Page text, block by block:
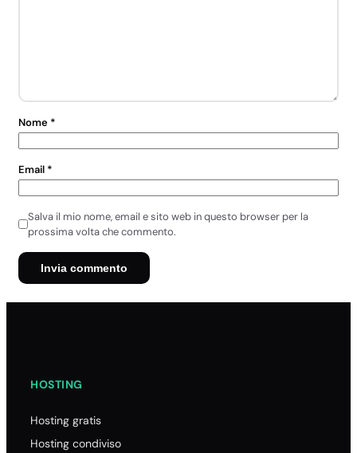
Nome *
Email *
Salva il mio nome, email e sito web in questo browser per la
prossima volta che commento.
HOSTING
Hosting gratis
Hosting condiviso